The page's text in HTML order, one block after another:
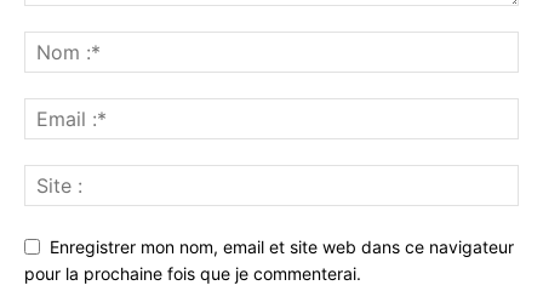
Enregistrer mon nom, email et site web dans ce navigateur
pour la prochaine fois que je commenterai.